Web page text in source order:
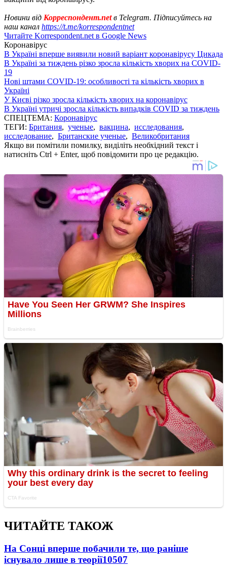
Новини від Корреспондент.netв Telegram. Підписуйтесь на
наш канал https://t.me/korrespondentnet
Читайте Korrespondent.net в Google News
Коронавірус
В Україні вперше виявили новий варіант коронавірусу Цикада
В Україні за тиждень різко зросла кількість хворих на COVID-
19
Нові штами COVID-19: особливості та кількість хворих в
Україні
У Києві різко зросла кількість хворих на коронавірус
В Україні утричі зросла кількість випадків COVID за тиждень
СПЕЦТЕМА: Коронавірус
ТЕГИ: Британия, ученые, вакцина, исследования,
исследование, Британские ученые, Великобритания
Якщо ви помітили помилку, виділіть необхідний текст і
натисніть Ctrl + Enter, щоб повідомити про це редакцію.
ЧИТАЙТЕ ТАКОЖ
На Сонці вперше побачили те, що раніше
існувало лише в теорії10507